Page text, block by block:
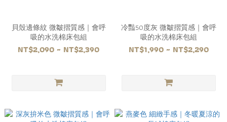
貝殼邊條紋 微皺摺質感｜會呼
吸的水洗棉床包組
NT$2,090 ~ NT$2,390
冷豔50度灰 微皺摺質感｜會呼
吸的水洗棉床包組
NT$1,990 ~ NT$2,290